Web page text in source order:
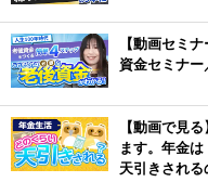
【動画セミ
資金セミナー
【動画で見
ます。年金
天引きされる